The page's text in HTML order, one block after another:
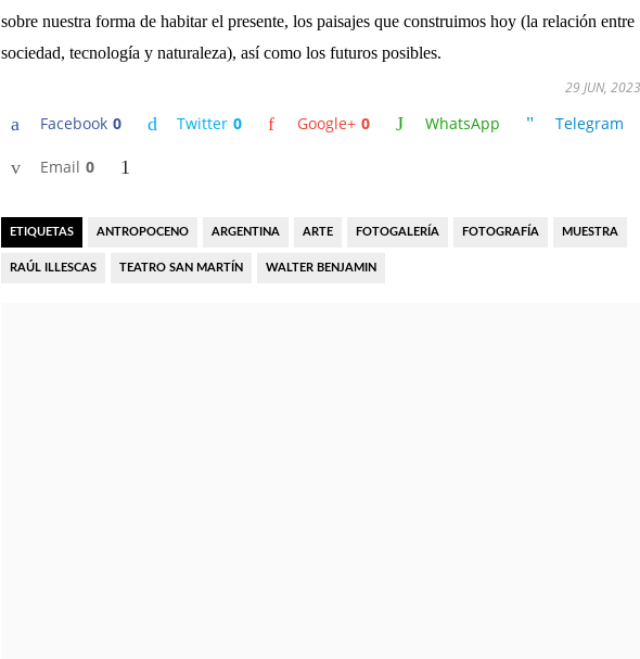
sobre nuestra forma de habitar el presente, los paisajes que construimos hoy (la relación entre
sociedad, tecnología y naturaleza), así como los futuros posibles.
Facebook 0 Twitter 0 Google+ 0 WhatsApp Telegram
Email 0
29 JUN, 2023
ETIQUETAS ANTROPOCENO ARGENTINA ARTE FOTOGALERÍA FOTOGRAFÍA MUESTRA
RAÚL ILLESCAS TEATRO SAN MARTÍN WALTER BENJAMIN